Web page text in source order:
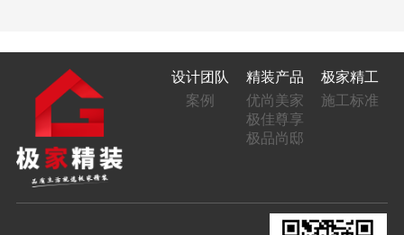
设计团队
案例
精装产品
优尚美家
极佳尊享
极品尚邸
极家精工
施工标准